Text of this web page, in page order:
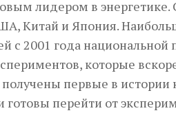
лидером в
Китай и Япония.
с 2001 года
которые
первые в истории
перейти от